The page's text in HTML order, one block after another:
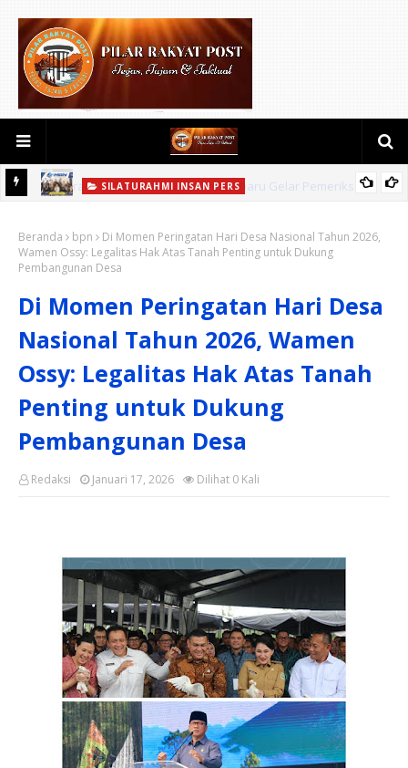
SILATURAHMI INSAN PERS
Media Bhadrika Nusantara Siap Perkuat Kontrol Sosial di
Propinsi Riau.
Beranda bpn
Di Momen Peringatan Hari Desa Nasional Tahun 2026,
Wamen Ossy: Legalitas Hak Atas Tanah Penting untuk Dukung
Pembangunan Desa
Di Momen Peringatan Hari Desa
Nasional Tahun 2026, Wamen
Ossy: Legalitas Hak Atas Tanah
Penting untuk Dukung
Pembangunan Desa
Redaksi Dilihat 0 Kali
Januari 17, 2026